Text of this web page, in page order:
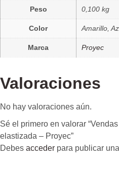
Peso 0,100 kg
Color Amarillo,
Marca Proyec
Valoraciones
No hay valoraciones aún.
Sé el primero en valorar
elastizada – Proyec”
Debes acceder para publicar